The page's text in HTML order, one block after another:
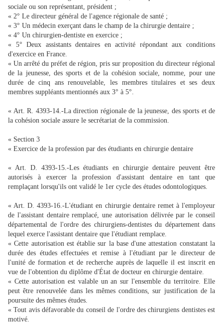
sociale ou son représentant, président ;
« 2° Le directeur général de l'agence régionale de santé ;
« 3° Un médecin exerçant dans le champ de la chirurgie dentaire ;
« 4° Un chirurgien-dentiste en exercice ;
« 5° Deux assistants dentaires en activité répondant aux conditions
d'exercice en France.
« Un arrêté du préfet de région, pris sur proposition du directeur régional
de la jeunesse, des sports et de la cohésion sociale, nomme, pour une
durée de cinq ans renouvelable, les membres titulaires et ses deux
membres suppléants mentionnés aux 3° à 5°.
« Art. R. 4393-14.-La direction régionale de la jeunesse, des sports et de
la cohésion sociale assure le secrétariat de la commission.
« Section 3
« Exercice de la profession par des étudiants en chirurgie dentaire
« Art. D. 4393-15.-Les étudiants en chirurgie dentaire peuvent être
autorisés à exercer la profession d'assistant dentaire en tant que
remplaçant lorsqu'ils ont validé le 1er cycle des études odontologiques.
« Art. D. 4393-16.-L'étudiant en chirurgie dentaire remet à l'employeur
de l'assistant dentaire remplacé, une autorisation délivrée par le conseil
départemental de l'ordre des chirurgiens-dentistes du département dans
lequel exerce l'assistant dentaire que l'étudiant remplace.
« Cette autorisation est établie sur la base d'une attestation constatant la
durée des études effectuées et remise à l'étudiant par le directeur de
l'unité de formation et de recherche auprès de laquelle il est inscrit en
vue de l'obtention du diplôme d'État de docteur en chirurgie dentaire.
« Cette autorisation est valable un an sur l'ensemble du territoire. Elle
peut être renouvelée dans les mêmes conditions, sur justification de la
poursuite des mêmes études.
« Tout avis défavorable du conseil de l'ordre des chirurgiens dentistes est
motivé.